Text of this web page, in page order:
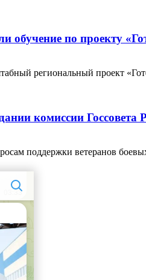
по проекту
региональный проект
комиссии
поддержки ветеранов